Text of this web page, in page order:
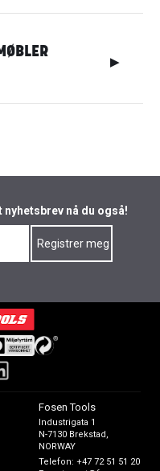
▶
nå du også!
Fosen Tools
Industrigata 1
N-7130 Brekstad,
NORWAY
Telefon:+47 72 51 51 20